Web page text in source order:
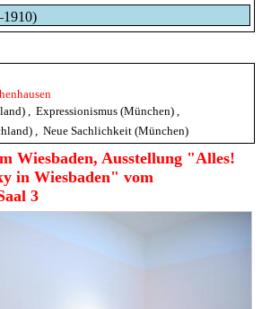
Expressionismus (München)
Neue Sachlichkeit (München)
Wiesbaden, Ausstellung "Alles!
in Wiesbaden" vom
3